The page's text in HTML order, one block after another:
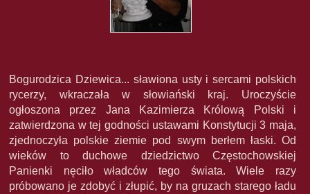
Bogurodzica Dziewica... sławiona usty i sercami polskich
rycerzy, wkraczała w słowiański kraj. Uroczyście
ogłoszona przez Jana Kazimierza Królową Polski i
zatwierdzona w tej godności ustawami Konstytucji 3 maja,
zjednoczyła polskie ziemie pod swym berłem łaski. Od
wieków to duchowe dziedzictwo Częstochowskiej
Panienki nęciło władców tego świata. Wiele razy
próbowano je zdobyć i złupić, by na gruzach starego ładu